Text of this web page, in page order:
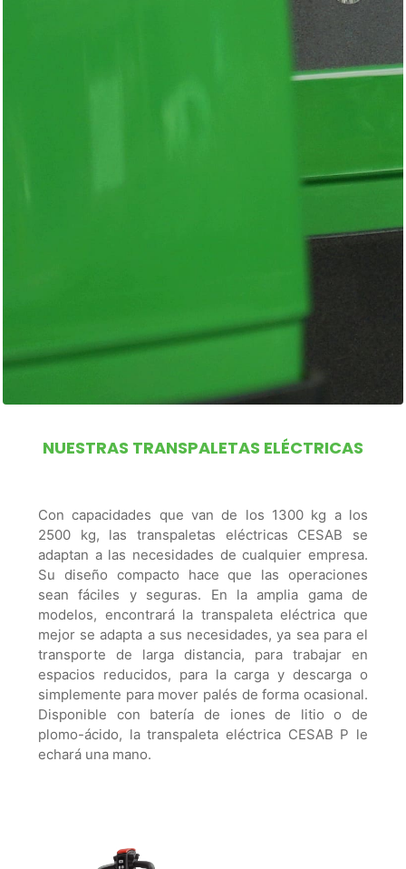
NUESTRAS TRANSPALETAS ELÉCTRICAS
Con capacidades que van de los 1300 kg a los
2500 kg, las transpaletas eléctricas CESAB se
adaptan a las necesidades de cualquier empresa.
Su diseño compacto hace que las operaciones
sean fáciles y seguras. En la amplia gama de
modelos, encontrará la transpaleta eléctrica que
mejor se adapta a sus necesidades, ya sea para el
transporte de larga distancia, para trabajar en
espacios reducidos, para la carga y descarga o
simplemente para mover palés de forma ocasional.
Disponible con batería de iones de litio o de
plomo-ácido, la transpaleta eléctrica CESAB P le
echará una mano.